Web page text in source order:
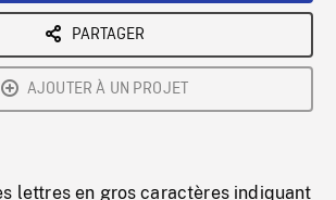
PARTAGER
AJOUTER À UN PROJET
lettres en gros caractères indiquant